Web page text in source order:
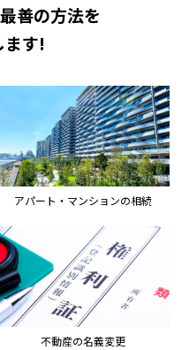
善の方法を
ます!
アパート・マンションの相続
不動産の名義変更